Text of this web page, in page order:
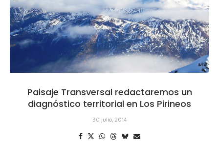
Paisaje Transversal redactaremos un
diagnóstico territorial en Los Pirineos
30 julio, 2014